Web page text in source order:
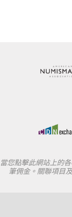
當您點擊此網站上的
筆佣金。關聯項目